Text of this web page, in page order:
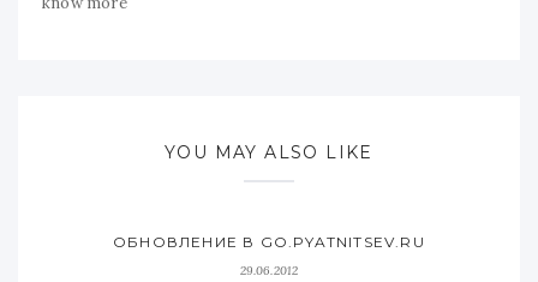
YOU MAY ALSO LIKE
ОБНОВЛЕНИЕ В GO.PYATNITSEV.RU
29.06.2012